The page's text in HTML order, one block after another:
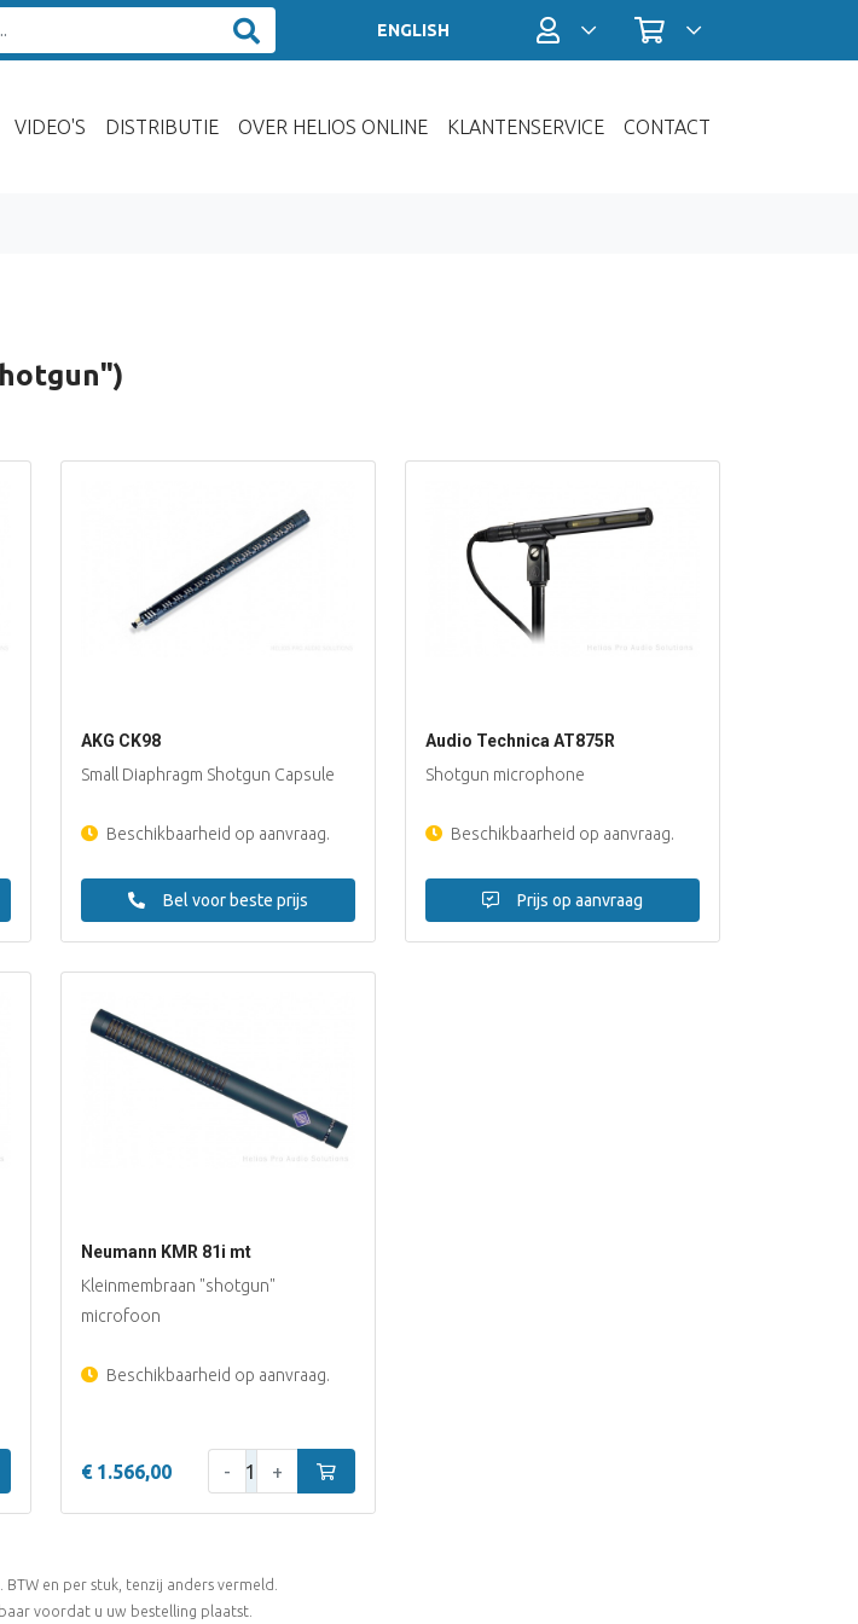
ENGLISH Profiel / InloggenWinkelwagen
VIDEO'S DISTRIBUTIE OVER HELIOS ONLINE KLANTENSERVICE CONTACT
AKG CK98
Small Diaphragm Shotgun Capsule
Beschikbaarheid op aanvraag.
Bel voor beste prijs
Audio Technica AT875R
Shotgun microphone
Beschikbaarheid op aanvraag.
Prijs op aanvraag
Neumann KMR 81i mt
Kleinmembraan "shotgun"
microfoon
Beschikbaarheid op aanvraag.
€ 1.566,00 Aantal:
- + In winkelwagen
en per stuk, tenzij anders vermeld.
voordat u uw bestelling plaatst.